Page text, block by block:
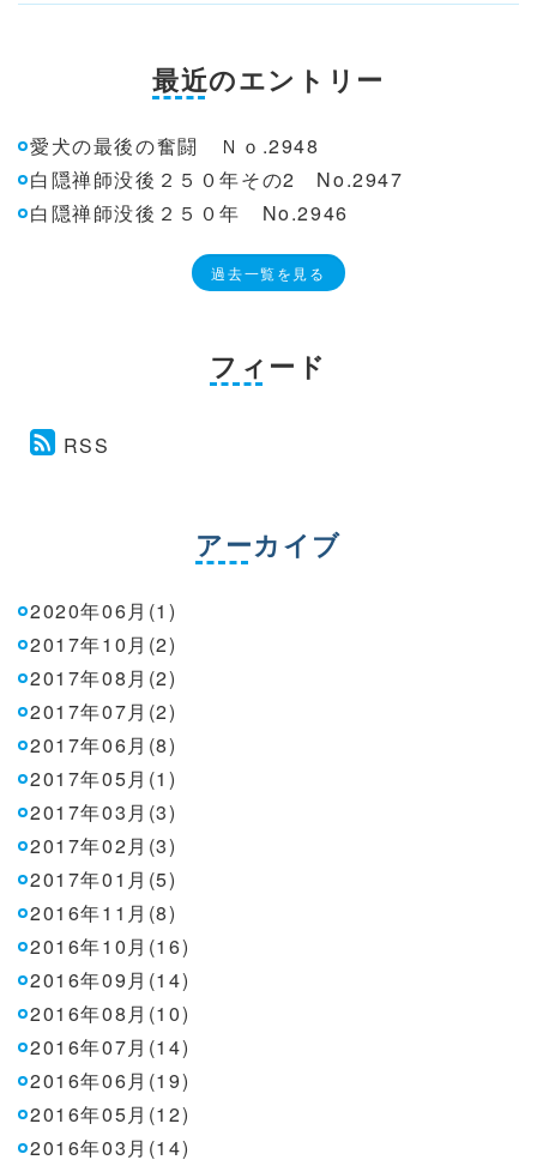
最近のエントリー
愛犬の最後の奮闘 Ｎｏ.2948
白隠禅師没後２５０年その2 No.2947
白隠禅師没後２５０年 No.2946
過去一覧を見る
フィード
RSS
アーカイブ
2020年06月(1)
2017年10月(2)
2017年08月(2)
2017年07月(2)
2017年06月(8)
2017年05月(1)
2017年03月(3)
2017年02月(3)
2017年01月(5)
2016年11月(8)
2016年10月(16)
2016年09月(14)
2016年08月(10)
2016年07月(14)
2016年06月(19)
2016年05月(12)
2016年03月(14)